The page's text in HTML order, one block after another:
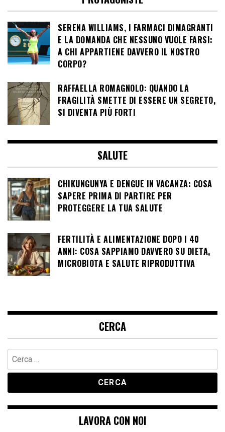
SERENA WILLIAMS, I FARMACI DIMAGRANTI
E LA DOMANDA CHE NESSUNO VUOLE FARSI:
A CHI APPARTIENE DAVVERO IL NOSTRO
CORPO?
RAFFAELLA ROMAGNOLO: QUANDO LA
FRAGILITÀ SMETTE DI ESSERE UN SEGRETO,
SI DIVENTA PIÙ FORTI
SALUTE
CHIKUNGUNYA E DENGUE IN VACANZA: COSA
SAPERE PRIMA DI PARTIRE PER
PROTEGGERE LA TUA SALUTE
FERTILITÀ E ALIMENTAZIONE DOPO I 40
ANNI: COSA SAPPIAMO DAVVERO SU DIETA,
MICROBIOTA E SALUTE RIPRODUTTIVA
CERCA
Ricerca
per:
LAVORA CON NOI